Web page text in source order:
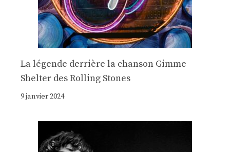
La légende derrière la chanson Gimme
Shelter des Rolling Stones
9 janvier 2024